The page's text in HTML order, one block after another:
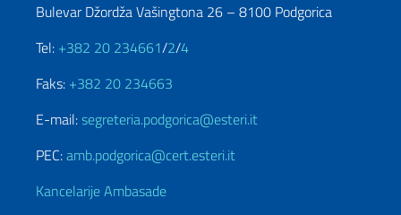
Bulevar Džordža Vašingtona 26 – 8100 Podgorica
Tel: +382 20 234661/2/4
Faks: +382 20 234663
E-mail:segreteria.podgorica@esteri.it
PEC:amb.podgorica@cert.esteri.it
Kancelarije Ambasade